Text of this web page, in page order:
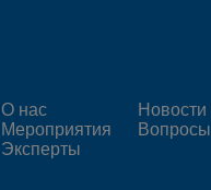
О нас
Мероприятия
Эксперты
Новости
Вопросы